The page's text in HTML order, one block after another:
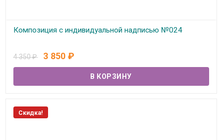
Композиция с индивидуальной надписью №024
4 350₽ 3 850 ₽
Скидка!